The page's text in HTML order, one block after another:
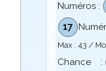
Numéros :
17
Max : 43 /
Chance :